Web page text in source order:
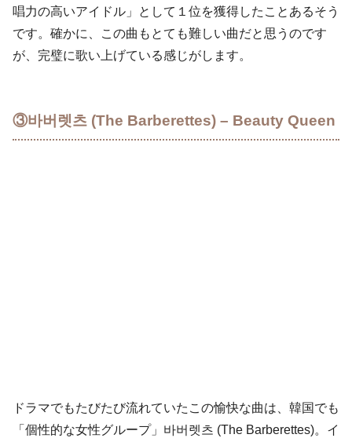
唱力の高いアイドル」として１位を獲得したことあるそう
です。確かに、この曲もとても難しい曲だと思うのです
が、完璧に歌い上げている感じがします。
③바버렛츠 (The Barberettes) – Beauty Queen
ドラマでもたびたび流れていたこの愉快な曲は、韓国でも
「個性的な女性グループ」바버렛츠 (The Barberettes)。イ